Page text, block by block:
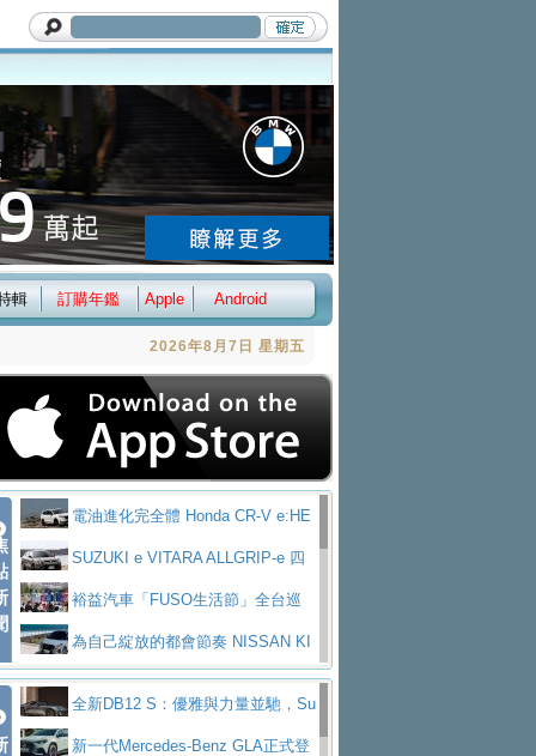
輯 訂購年鑑 Apple Android
2026年8月7日 星期五
電油進化完全體 Honda CR-V e:HE
V PrestigeSUZUKI e VITARA ALLGRIP-e 四
驅精神的純電新詮釋
裕益汽車「FUSO生活節」全台巡
迴 結合生活體驗、交通安全與購車優惠
為自己綻放的都會節奏 NISSAN KI
CKS SAKURA為品味獨具層峰買家打造的頂級座
駕，MAZDA CX-90 33T AWD Premium Ca
全新DB12 S：優雅與力量並馳，Su
per Tourer的顛峰之作
新一代Mercedes-Benz GLA正式登